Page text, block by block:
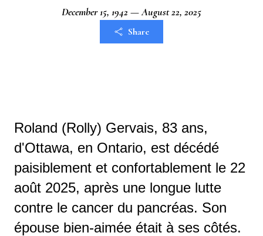
December 15, 1942 — August 22, 2025
Share
Roland (Rolly) Gervais, 83 ans,
d'Ottawa, en Ontario, est décédé
paisiblement et confortablement le 22
août 2025, après une longue lutte
contre le cancer du pancréas. Son
épouse bien-aimée était à ses côtés.